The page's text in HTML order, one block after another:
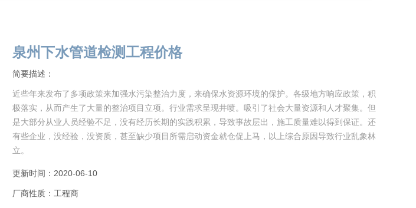
泉州下水管道检测工程价格
简要描述：
近些年来发布了多项政策来加强水污染整治力度，来确保水资源环境的保护。各级地方响应政策，积
极落实，从而产生了大量的整治项目立项。行业需求呈现井喷。吸引了社会大量资源和人才聚集。但
是大部分从业人员经验不足，没有经历长期的实践积累，导致事故层出，施工质量难以得到保证。还
有些企业，没经验，没资质，甚至缺少项目所需启动资金就仓促上马，以上综合原因导致行业乱象林
立。
更新时间：2020-06-10
厂商性质：工程商